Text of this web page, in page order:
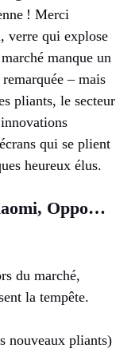
! Merci
verre qui explose
manque un
– mais
pliants, le secteur
qui se plient
heureux élus.
Oppo…
du marché,
la tempête.
nouveaux pliants)